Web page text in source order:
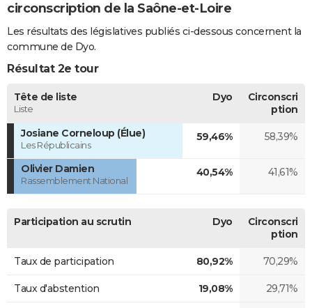
Bricolage
Lifestyle
Culture
Sport
Auto
Television
Voyage
Cinema
circonscription de la Saône-et-Loire
Les résultats des législatives publiés ci-dessous concernent la
commune de Dyo.
Résultat 2e tour
Tête de liste
Liste
Dyo
Circonscri
ption
Josiane Corneloup (Élue)
Les Républicains
59,46% 58,39%
Olivier Damien
Rassemblement National
40,54% 41,61%
Participation au scrutin Dyo
Circonscri
ption
Taux de participation 80,92% 70,29%
Taux d'abstention 19,08% 29,71%